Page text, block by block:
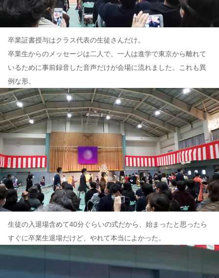
卒業証書授与はクラス代表の生徒さんだけ。
卒業生からのメッセージは二人で、一人は進学で東京から離れて
いるために事前録音した音声だけが会場に流れました。これも異
例な形。
生徒の入退場含めて40分ぐらいの式だから、始まったと思ったら
すぐに卒業生退場だけど、やれて本当によかった。